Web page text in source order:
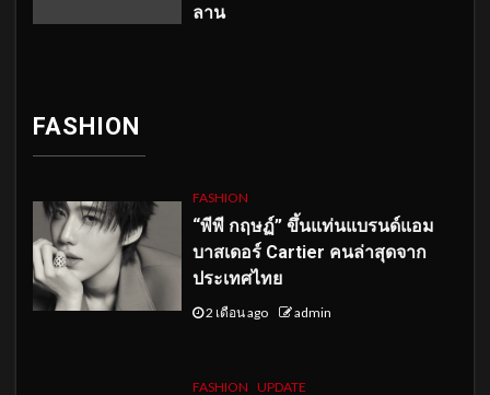
ลาน
FASHION
FASHION
“พีพี กฤษฏ์” ขึ้นแท่นแบรนด์แอม
บาสเดอร์ Cartier คนล่าสุดจาก
ประเทศไทย
2 เดือน ago admin
FASHION UPDATE